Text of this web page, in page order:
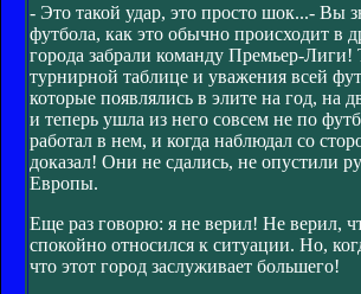
- Это такой удар, это просто шок...- Вы
футбола, как это обычно происходит в
города забрали команду Премьер-Лиги!
турнирной таблице и уважения всей
которые появлялись в элите на год, на
и теперь ушла из него совсем не по
работал в нем, и когда наблюдал со
доказал! Они не сдались, не опустили
Европы.
Еще раз говорю: я не верил! Не верил,
спокойно относился к ситуации. Но,
что этот город заслуживает большего!